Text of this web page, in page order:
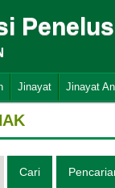
Jinayat Jinayat